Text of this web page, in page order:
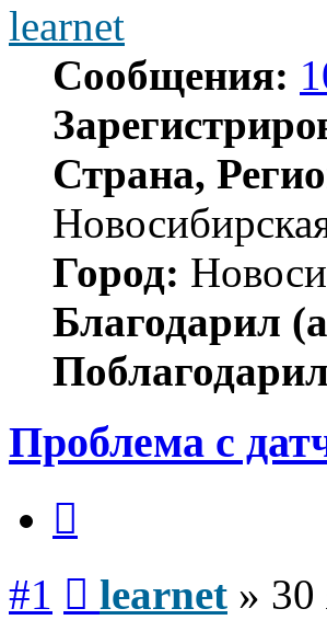
learnet
Сообщения:
Страна,
Город:
Благодарил
Проблема с
#1 learnet » 30